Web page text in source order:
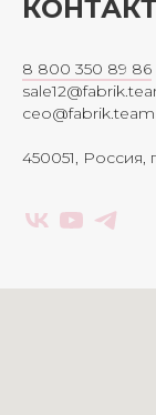
8 800 350 89 86
ceo@fabrik.team
450051, Россия,